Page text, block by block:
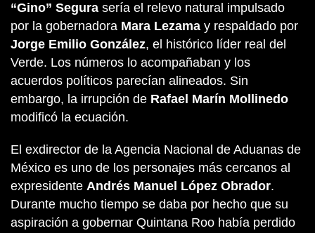
“Gino” Segura sería el relevo natural impulsado
por la gobernadora Mara Lezama y respaldado por
Jorge Emilio González, el histórico líder real del
Verde. Los números lo acompañaban y los
acuerdos políticos parecían alineados. Sin
embargo, la irrupción de Rafael Marín Mollinedo
modificó la ecuación.
El exdirector de la Agencia Nacional de Aduanas de
México es uno de los personajes más cercanos al
expresidente Andrés Manuel López Obrador.
Durante mucho tiempo se daba por hecho que su
aspiración a gobernar Quintana Roo había perdido